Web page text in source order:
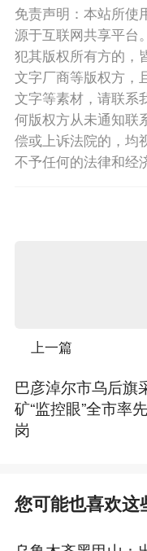
免责声明：本站所使
源于互联网共享平台
犯其版权所有方的，
文字厂商等版权方，
文字等素材，请联系
何版权方从未通知联
偿或上诉法院的，均
不予任何的法律和经
上一篇
巴彦淖尔市乌后旗
矿“监控眼”全市率
岗
您可能也喜欢这